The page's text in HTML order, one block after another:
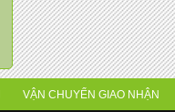
VẬN CHUYỂN GIAO NHẬN